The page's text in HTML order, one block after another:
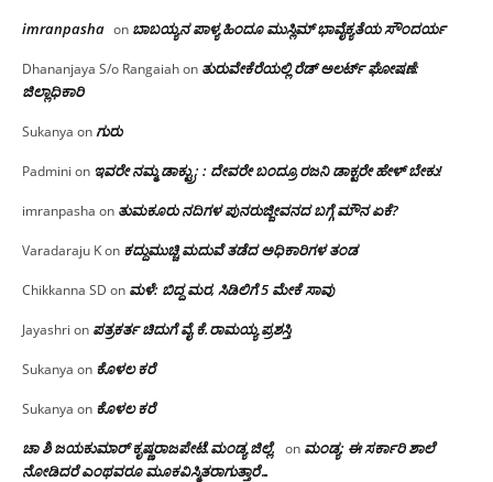
imranpasha on ಬಾಬಯ್ಯನ ಪಾಳ್ಯ ಹಿಂದೂ ಮುಸ್ಲಿಮ್ ಭಾವೈಕ್ಯತೆಯ ಸೌಂದರ್ಯ
Dhananjaya S/o Rangaiahon ತುರುವೇಕೆರೆಯಲ್ಲಿ ರೆಡ್ ಅಲರ್ಟ್ ಘೋಷಣೆ:
ಜಿಲ್ಲಾಧಿಕಾರಿ
Sukanya onಗುರು
Padmini on ಇವರೇ ನಮ್ಮ ಡಾಕ್ಟ್ರು; : ದೇವರೇ ಬಂದ್ರೂ ರಜನಿ ಡಾಕ್ಟರೇ ಹೇಳ್ ಬೇಕು!
imranpasha on ತುಮಕೂರು ನದಿಗಳ ಪುನರುಜ್ಜೀವನದ ಬಗ್ಗೆ ಮೌನ ಏಕೆ?
Varadaraju Kon ಕದ್ದುಮುಚ್ಚಿ ಮದುವೆ ತಡೆದ ಅಧಿಕಾರಿಗಳ ತಂಡ
Chikkanna SD on ಮಳೆ: ಬಿದ್ದ ಮರ, ಸಿಡಿಲಿಗೆ 5 ಮೇಕೆ ಸಾವು
Jayashri on ಪತ್ರಕರ್ತ ಚಿದುಗೆ ವೈ.ಕೆ.ರಾಮಯ್ಯ ಪ್ರಶಸ್ತಿ
Sukanya on ಕೊಳಲ ಕರೆ
Sukanya on ಕೊಳಲ ಕರೆ
ಚಾ ಶಿ ಜಯಕುಮಾರ್ ಕೃಷ್ಣರಾಜಪೇಟೆ.ಮಂಡ್ಯ ಜಿಲ್ಲೆ. on ಮಂಡ್ಯ: ಈ ಸರ್ಕಾರಿ ಶಾಲೆ
ನೋಡಿದರೆ ಎಂಥವರೂ ಮೂಕವಿಸ್ಮಿತರಾಗುತ್ತಾರೆ…